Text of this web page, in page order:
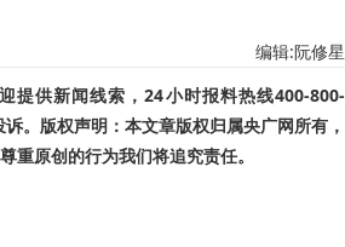
编辑:阮修星
提供新闻线索，24小时报料热线400-800-
。版权声明：本文章版权归属央广网所有，
原创的行为我们将追究责任。